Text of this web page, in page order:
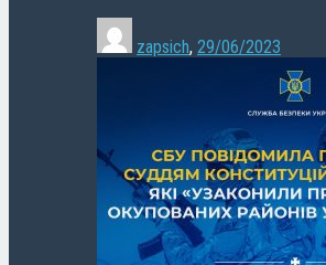
zapsich, 29/06/2023